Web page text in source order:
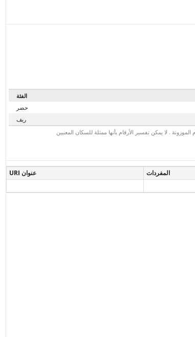
الفئة
حضر
ريف
. لا يمكن تفسير الأرقام بأنها ممثلة للسكان المعنيين
المفردات
عنوان URI